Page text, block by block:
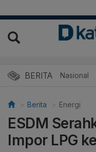
BERITA Nasional
Berita Energi
ESDM
Impor LPG